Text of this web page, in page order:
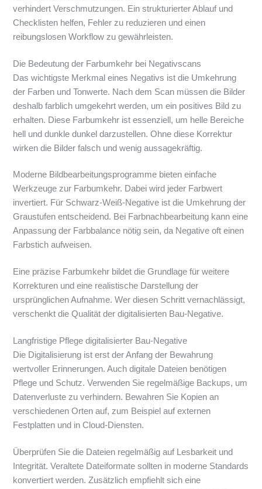
verhindert Verschmutzungen. Ein strukturierter Ablauf und
Checklisten helfen, Fehler zu reduzieren und einen
reibungslosen Workflow zu gewährleisten.
Die Bedeutung der Farbumkehr bei Negativscans
Das wichtigste Merkmal eines Negativs ist die Umkehrung
der Farben und Tonwerte. Nach dem Scan müssen die Bilder
deshalb farblich umgekehrt werden, um ein positives Bild zu
erhalten. Diese Farbumkehr ist essenziell, um helle Bereiche
hell und dunkle dunkel darzustellen. Ohne diese Korrektur
wirken die Bilder falsch und wenig aussagekräftig.
Moderne Bildbearbeitungsprogramme bieten einfache
Werkzeuge zur Farbumkehr. Dabei wird jeder Farbwert
invertiert. Für Schwarz-Weiß-Negative ist die Umkehrung der
Graustufen entscheidend. Bei Farbnachbearbeitung kann eine
Anpassung der Farbbalance nötig sein, da Negative oft einen
Farbstich aufweisen.
Eine präzise Farbumkehr bildet die Grundlage für weitere
Korrekturen und eine realistische Darstellung der
ursprünglichen Aufnahme. Wer diesen Schritt vernachlässigt,
verschenkt die Qualität der digitalisierten Bau-Negative.
Langfristige Pflege digitalisierter Bau-Negative
Die Digitalisierung ist erst der Anfang der Bewahrung
wertvoller Erinnerungen. Auch digitale Dateien benötigen
Pflege und Schutz. Verwenden Sie regelmäßige Backups, um
Datenverluste zu verhindern. Bewahren Sie Kopien an
verschiedenen Orten auf, zum Beispiel auf externen
Festplatten und in Cloud-Diensten.
Überprüfen Sie die Dateien regelmäßig auf Lesbarkeit und
Integrität. Veraltete Dateiformate sollten in moderne Standards
konvertiert werden. Zusätzlich empfiehlt sich eine